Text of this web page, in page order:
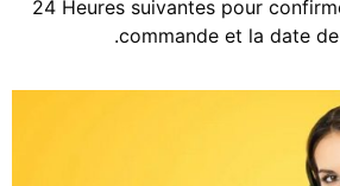
24 Heures suivantes pour
commande et la date de